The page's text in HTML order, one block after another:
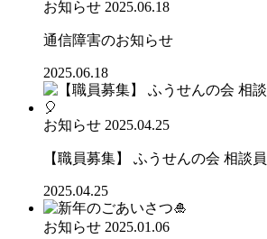
お知らせ 2025.06.18
通信障害のお知らせ
2025.06.18
お知らせ 2025.04.25
【職員募集】 ふうせんの会 相談
2025.04.25
お知らせ 2025.01.06